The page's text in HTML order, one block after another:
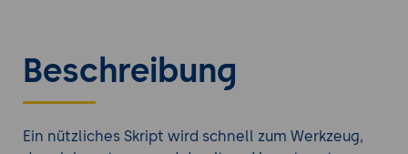
Beschreibung
Ein nützliches Skript wird schnell zum Werkzeug,